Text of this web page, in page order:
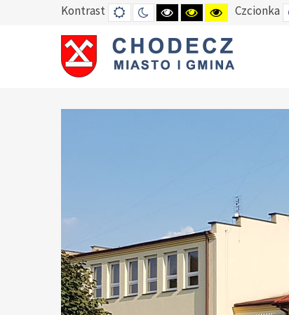
Kontrast DEFAULT
MODE
TRYB
NOCNY
HIGH
CONTRAST
BLACK
WHITE
MODE
HIGH
CONTRAST
BLACK
YELLOW
MODE
HIGH
CONTRAST
YELLOW
BLACK
MODE
Czcionka